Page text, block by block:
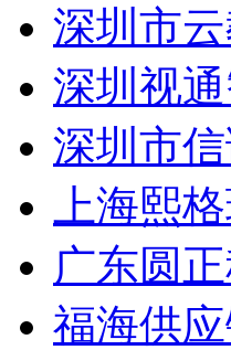
深圳市
深圳视
深圳市
上海熙
广东圆
福海供